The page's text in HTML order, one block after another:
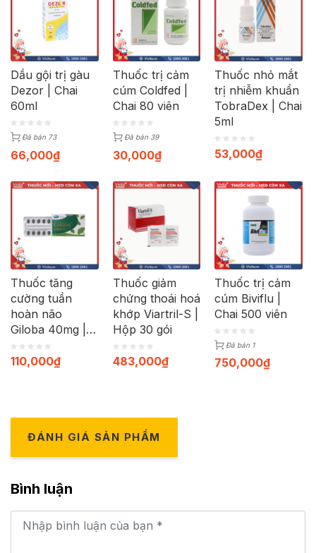
Dầu gội trị gàu
Dezor | Chai
60ml
Đã bán 73
66,000₫
Thuốc trị cảm
cúm Coldfed |
Chai 80 viên
Đã bán 39
30,000₫
Thuốc nhỏ mắt
trị nhiễm khuẩn
TobraDex | Chai
5ml
53,000₫
Thuốc tăng
cường tuần
hoàn não
Giloba 40mg |
Hộp 30 viên
110,000₫
Thuốc giảm
chứng thoái hoá
khớp Viartril-S |
Hộp 30 gói
483,000₫
Thuốc trị cảm
cúm Biviflu |
Chai 500 viên
Đã bán 1
750,000₫
ĐÁNH GIÁ SẢN PHẨM
Bình luận